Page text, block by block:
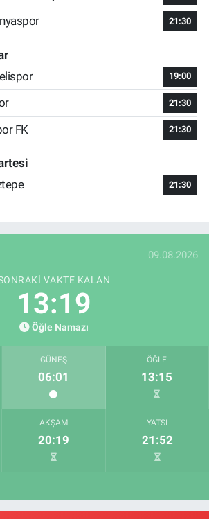
21:30
19:00
21:30
FK 21:30
21:30
09.08.2026
VAKTE KALAN
13:19
Öğle Namazı
GÜNEŞ
06:01
ÖĞLE
13:15
AKŞAM
20:19
YATSI
21:52